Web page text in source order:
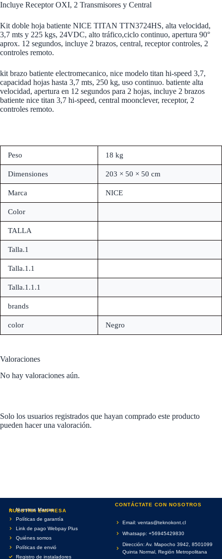
Incluye Receptor OXI, 2 Transmisores y Central
Kit doble hoja batiente NICE TITAN TTN3724HS, alta velocidad,
3,7 mts y 225 kgs, 24VDC, alto tráfico,ciclo continuo, apertura 90°
aprox. 12 segundos, incluye 2 brazos, central, receptor controles, 2
controles remoto.
kit brazo batiente electromecanico, nice modelo titan hi-speed 3,7,
capacidad hojas hasta 3,7 mts, 250 kg, uso continuo. batiente alta
velocidad, apertura en 12 segundos para 2 hojas, incluye 2 brazos
batiente nice titan 3,7 hi-speed, central moonclever, receptor, 2
controles remoto.
Peso 18 kg
Dimensiones 203 × 50 × 50 cm
Marca NICE
Color
TALLA
Talla.1
Talla.1.1
Talla.1.1.1
brands
color Negro
Valoraciones
No hay valoraciones aún.
Solo los usuarios registrados que hayan comprado este producto
pueden hacer una valoración.
NUESTRA EMPRESA
Nuestras Marcas
Políticas de garantía
Link de pago Webpay Plus
Quiénes somos
Políticas de envió
Registro de instaladores
CONTÁCTATE CON NOSOTROS
Email: ventas@teknokont.cl
Whatsapp: +56945429830
Dirección: Av. Mapocho 3942, 8501099
Quinta Normal, Región Metropolitana